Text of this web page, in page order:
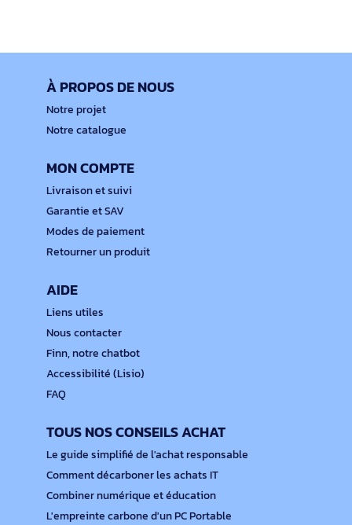
À PROPOS DE NOUS
Notre projet
Notre catalogue
MON COMPTE
Livraison et suivi
Garantie et SAV
Modes de paiement
Retourner un produit
AIDE
Liens utiles
Nous contacter
Finn, notre chatbot
Accessibilité (Lisio)
FAQ
TOUS NOS CONSEILS ACHAT
Le guide simplifié de l'achat responsable
Comment décarboner les achats IT
Combiner numérique et éducation
L'empreinte carbone d'un PC Portable